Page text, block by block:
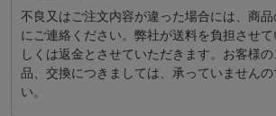
不良又はご注文内容が違った場合には、商
にご連絡ください。弊社が送料を負担させ
しくは返金とさせていただきます。お客様
品、交換につきましては、承っていませんの
い。